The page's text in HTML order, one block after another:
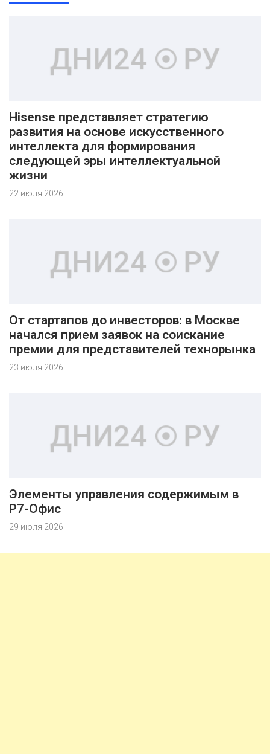
Hisense представляет стратегию
развития на основе искусственного
интеллекта для формирования
следующей эры интеллектуальной
жизни
22 июля 2026
От стартапов до инвесторов: в Москве
начался прием заявок на соискание
премии для представителей технорынка
23 июля 2026
Элементы управления содержимым в
Р7-Офис
29 июля 2026